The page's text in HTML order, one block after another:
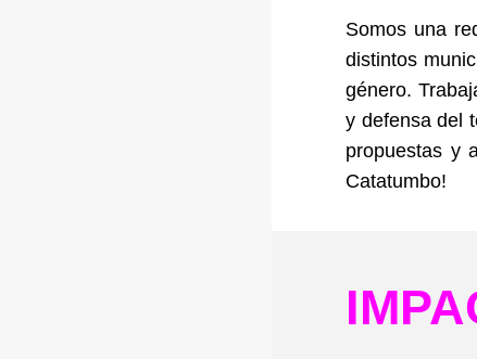
Somos una
distintos
género.
y defensa del
propuestas y
Catatumbo!